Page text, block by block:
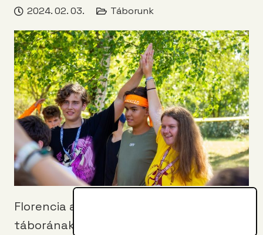
2024. 02. 03. Táborunk
Florencia a PEOPLE TEAM nyári
táborának egyik tanára. Ezúttal ő osztja